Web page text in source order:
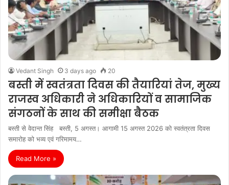
Vedant Singh 3 days ago 20
बस्ती में स्वतंत्रता दिवस की तैयारियां तेज, मुख्य
राजस्व अधिकारी ने अधिकारियों व सामाजिक
संगठनों के साथ की समीक्षा बैठक
बस्ती से वेदान्त सिंह बस्ती, 5 अगस्त। आगामी 15 अगस्त 2026 को स्वतंत्रता दिवस
समारोह को भव्य एवं गरिमामय…
Read More »